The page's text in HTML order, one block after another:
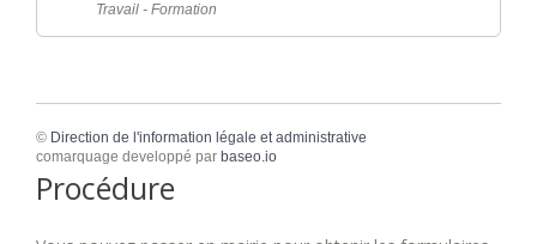
Travail - Formation
© Direction de l'information légale et administrative
comarquage developpé par baseo.io
Procédure